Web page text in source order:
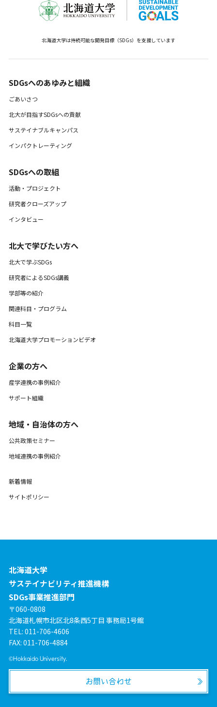
北海道大学は持続可能な開発目標（SDGs）を支援しています
SDGsへのあゆみと組織 ​
ごあいさつ
北大が目指すSDGsへの貢献
サステイナブルキャンパス
インパクトレーティング
SDGsへの取組
活動・プロジェクト
研究者クローズアップ
インタビュー
北大で学びたい方へ
北大で学ぶSDGs
研究者によるSDGs講義
学部等の紹介
関連科目・プログラム
科目一覧
北海道大学プロモーションビデオ
企業の方へ
産学連携の事例紹介
サポート組織
地域・自治体の方へ
公共政策セミナー
地域連携の事例紹介
新着情報
サイトポリシー
北海道大学
サステイナビリティ推進機構
SDGs事業推進部門
〒060-0808
北海道札幌市北区北8条西5丁目 事務局1号館
TEL: 011-706-4606
FAX: 011-706-4884
©Hokkaido University.
お問い合わせ